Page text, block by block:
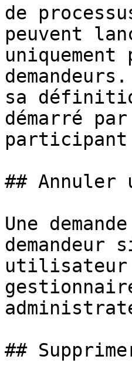
de
peuvent
sa
démarré
participant
## Annuler
Une
utilisateur
##